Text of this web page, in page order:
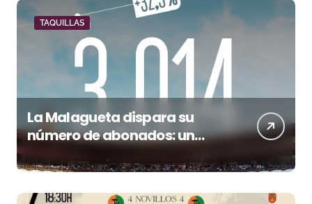
TAQUILLAS
La Malagueta dispara su
número de abonados: un
aniversario